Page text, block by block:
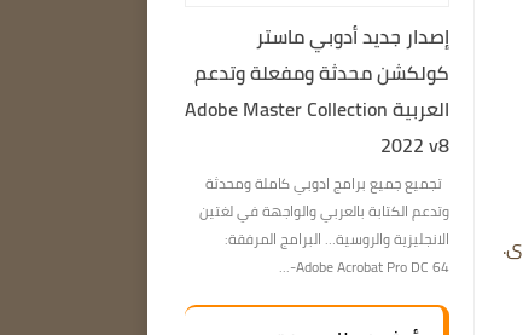
إصدار جديد أدوبي ماستر
كولكشن محدثة ومفعلة وتدعم
العربية Adobe Master Collection
2022 v8
تجميع جميع برامج ادوبي كاملة ومحدثة
وتدعم الكتابة بالعربي والواجهة في لغتين
الانجليزية والروسية… البرامج المرفقة:
Adobe Acrobat Pro DC 64-...